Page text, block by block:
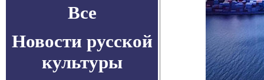
Все
Новости русской
культуры